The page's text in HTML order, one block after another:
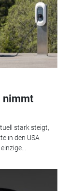
nimmt
stark steigt,
in den USA